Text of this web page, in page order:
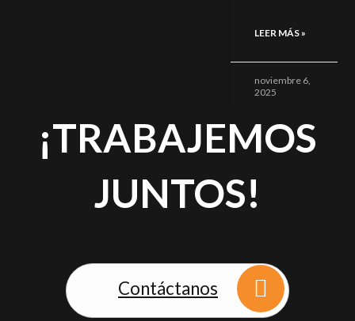
LEER MÁS »
noviembre 6,
2025
¡TRABAJEMOS
JUNTOS!
Contáctanos